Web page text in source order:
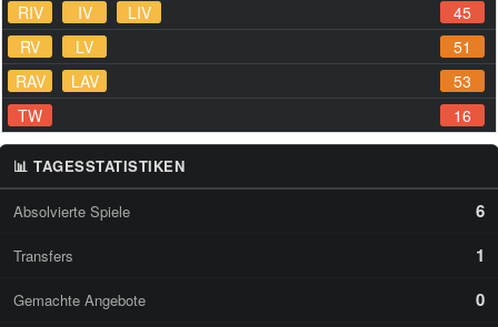
RIV
IV LIV
45
RV
LV
51
RAV
LAV
53
TW
16
📊 TAGESSTATISTIKEN
Absolvierte Spiele 6
Transfers 1
Gemachte Angebote 0